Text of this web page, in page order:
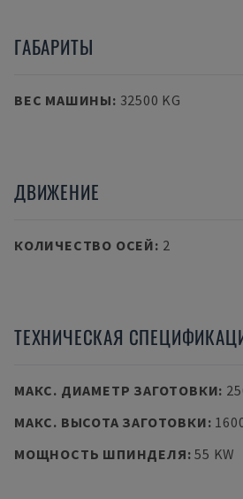
ГАБАРИТЫ
ВЕС МАШИНЫ: 32500 KG
ДВИЖЕНИЕ
КОЛИЧЕСТВО ОСЕЙ: 2
ТЕХНИЧЕСКАЯ
МАКС. ДИАМЕТР ЗАГОТОВКИ:
МАКС. ВЫСОТА ЗАГОТОВКИ:
МОЩНОСТЬ ШПИНДЕЛЯ:55 KW